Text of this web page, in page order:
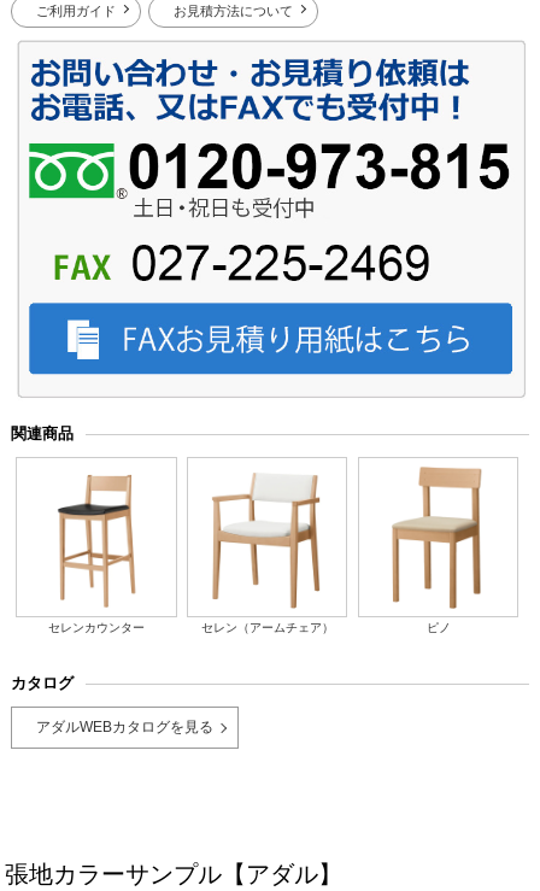
ご利用ガイド お見積方法について
関連商品
セレンカウンター セレン（アームチェア） ピノ
カタログ
アダルWEBカタログを見る